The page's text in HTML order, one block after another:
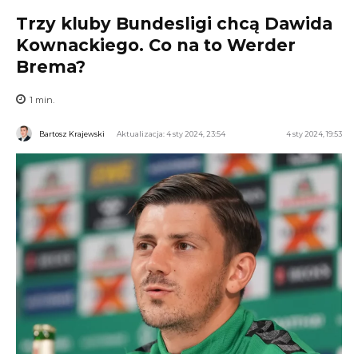
Trzy kluby Bundesligi chcą Dawida
Kownackiego. Co na to Werder
Brema?
1 min.
Bartosz Krajewski Aktualizacja: 4 sty 2024, 23:54 4 sty 2024, 19:53